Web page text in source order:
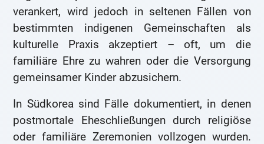
verankert, wird jedoch in seltenen Fällen von
bestimmten indigenen Gemeinschaften als
kulturelle Praxis akzeptiert – oft, um die
familiäre Ehre zu wahren oder die Versorgung
gemeinsamer Kinder abzusichern.
In Südkorea sind Fälle dokumentiert, in denen
postmortale Eheschließungen durch religiöse
oder familiäre Zeremonien vollzogen wurden.